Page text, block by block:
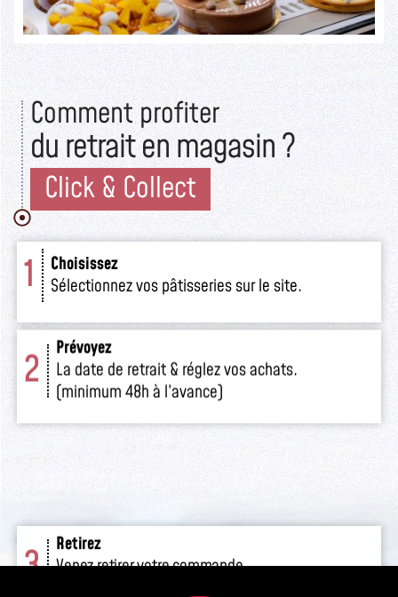
Comment profiter
du retrait en magasin ?
Click & Collect
1
Choisissez
Sélectionnez vos pâtisseries sur le site.
2
Prévoyez
La date de retrait & réglez vos achats.
(minimum 48h à l’avance)